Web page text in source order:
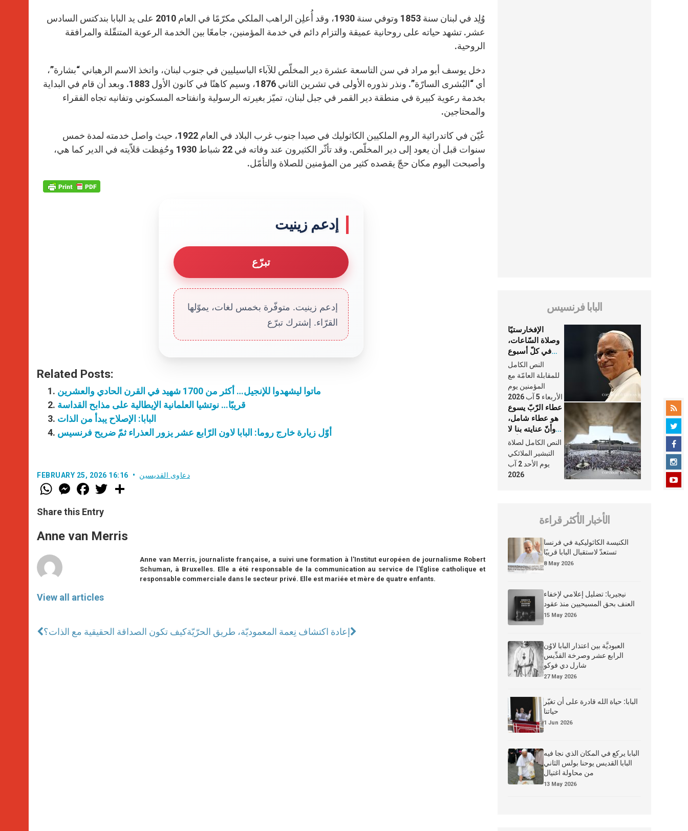
وُلِد في لبنان سنة 1853 وتوفي سنة 1930، وقد أُعلِن الراهب الملكي مكرّمًا في العام 2010 على يد البابا بندكتس السادس
عشر. تشهد حياته على روحانية عميقة والتزام دائم في خدمة المؤمنين، جامعًا بين الخدمة الرعوية المتنقّلة والمرافقة
الروحية.
دخل يوسف أبو مراد في سن التاسعة عشرة دير المخلّص للآباء الباسيليين في جنوب لبنان، واتخذ الاسم الرهباني “بشارة”،
أي “البُشرى السارّة”. ونذر نذوره الأولى في تشرين الثاني 1876، وسيم كاهنًا في كانون الأول 1883. وبعد أن قام في البداية
بخدمة رعوية كبيرة في منطقة دير القمر في جبل لبنان، تميّز بغيرته الرسولية وانفتاحه المسكوني وتفانيه تجاه الفقراء
والمحتاجين.
عُيّن في كاتدرائية الروم الملكيين الكاثوليك في صيدا جنوب غرب البلاد في العام 1922، حيث واصل خدمته لمدة خمس
سنوات قبل أن يعود إلى دير المخلّص. وقد تأثّر الكثيرون عند وفاته في 22 شباط 1930 وحُفِظت قلاّيته في الدير كما هي،
وأصبحت اليوم مكان حجّ يقصده كثير من المؤمنين للصلاة والتأمّل.
إدعم زينيت
تبرّع
إدعم زينيت. متوفّرة بخمس لغات، يموّلها
القرّاء. إشترك تبرّع
Related Posts:
ماتوا ليشهدوا للإنجيل… أكثر من 1700 شهيد في القرن الحادي والعشرين
قريبًا… نوتشيا العلمانية الإيطالية على مذابح القداسة
البابا: الإصلاح يبدأ من الذات
أوّل زيارة خارج روما: البابا لاون الرّابع عشر يزور العذراء ثمّ ضريح فرنسيس
FEBRUARY 25, 2026 16:16 دعاوى القديسين
W
h
t
s
p
p
M
e
s
e
g
e
F
a
e
b
o
k
w
r
Share this Entry
Anne van Merris
View all articles
Anne van Merris, journaliste française, a suivi une formation à l'Institut européen de journalisme Robert
Schuman, à Bruxelles. Elle a été responsable de la communication au service de l'Église catholique et
responsable commerciale dans le secteur privé. Elle est mariée et mère de quatre enfants.
كيف تكون الصداقة الحقيقية مع الذات؟إعادة اكتشاف نِعمة المعموديّة، طريق الحرّيّة
البابا فرنسيس
الإفخارستيّا
وصلاة السّاعات،
في كلّ أسبوع
وكلّ يوم، هما
النَّفَس في حياة
الكنيسة
النص الكامل
للمقابلة العامّة مع
المؤمنين يوم
الأربعاء 5 آب 2026
عطاء الرّبّ يسوع
هو عطاء شامل،
وأنّ عنايته بنا لا
تغيب عنّا أبدًا
النص الكامل لصلاة
التبشير الملائكي
يوم الأحد 2 آب
2026
الأخبار الأكثر قراءة
الكنيسة الكاثوليكية في فرنسا
تستعدّ لاستقبال البابا قريبًا
8 May 2026
نيجيريا: تضليل إعلامي لإخفاء
العنف بحق المسيحيين منذ عقود
15 May 2026
العبوديَّة بين اعتذار البابا لاوُن
الرابع عشر وصرخة القدِّيس
شارل دي فوكو
27 May 2026
البابا: حياة الله قادرة على أن تغيّر
حياتنا
1 Jun 2026
البابا يركع في المكان الذي نجا فيه
البابا القديس يوحنا بولس الثاني
من محاولة اغتيال
13 May 2026